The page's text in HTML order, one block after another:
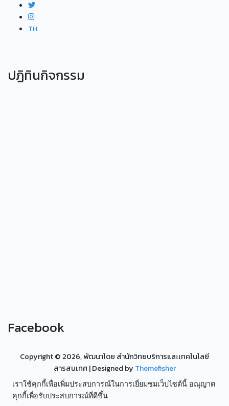
TH
ปฏิทินกิจกรรม
Facebook
Copyright © 2026, พัฒนาโดย สำนักวิทยบริการและเทคโนโลยี
สารสนเทศ| Designed by Themefisher
เราใช้คุกกี้เพื่อเพิ่มประสบการณ์ในการเยี่ยมชมเว็บไซต์นี้ อณุญาต
คุกกี้เพื่อรับประสบการณ์ที่ดีขึ้น